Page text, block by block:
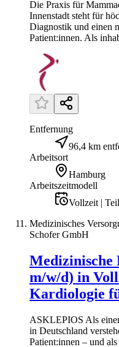
Die Praxis für
Innenstadt steht für
Diagnostik und einen
Patient:innen. Als
Entfernung
96,4 km
Arbeitsort
Hamburg
Arbeitszeitmodell
Vollzeit |
Medizinisches
Schofer GmbH
Medizinische
m/w/d) in
Kardiologie
ASKLEPIOS Als
in Deutschland
Patient:innen – und